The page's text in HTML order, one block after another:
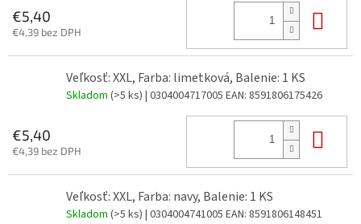
€5,40
€4,39 bez DPH
Veľkosť: XXL, Farba: limetková, Balenie: 1 KS
Skladom (>5 ks) | 0304004717005 EAN: 8591806175426
€5,40
€4,39 bez DPH
Veľkosť: XXL, Farba: navy, Balenie: 1 KS
Skladom (>5 ks) | 0304004741005 EAN: 8591806148451